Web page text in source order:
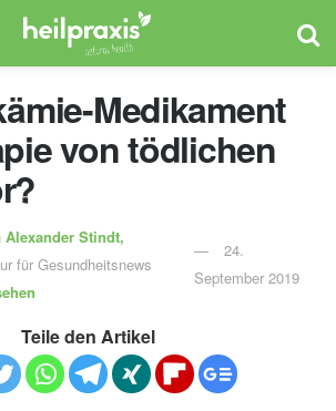
Medikament
von tödlichen
Alexander Stindt,
für Gesundheitsnews
24.
September 2019
Teile den Artikel